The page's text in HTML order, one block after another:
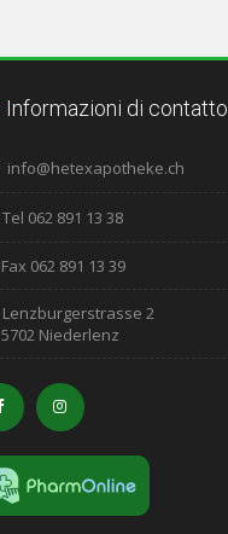
Informazioni di contatto
Tel 062 891 13 38
Fax 062 891 13 39
Lenzburgerstrasse 2
5702 Niederlenz